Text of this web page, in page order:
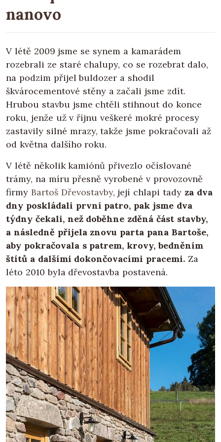
nanovo
V létě 2009 jsme se synem a kamarádem
rozebrali ze staré chalupy, co se rozebrat dalo,
na podzim přijel buldozer a shodil
škvárocementové stěny a začali jsme zdít.
Hrubou stavbu jsme chtěli stihnout do konce
roku, jenže už v říjnu veškeré mokré procesy
zastavily silné mrazy, takže jsme pokračovali až
od května dalšího roku.
V létě několik kamiónů přivezlo očíslované
trámy, na míru přesně vyrobené v provozovně
firmy Bartoš Dřevostavby, její chlapi tady za dva
dny poskládali první patro, pak jsme dva
týdny čekali, než doběhne zděná část stavby,
a následně přijela znovu parta pana Bartoše,
aby pokračovala s patrem, krovy, bedněním
štítů a dalšími dokončovacími pracemi. Za
léto 2010 byla dřevostavba postavená.